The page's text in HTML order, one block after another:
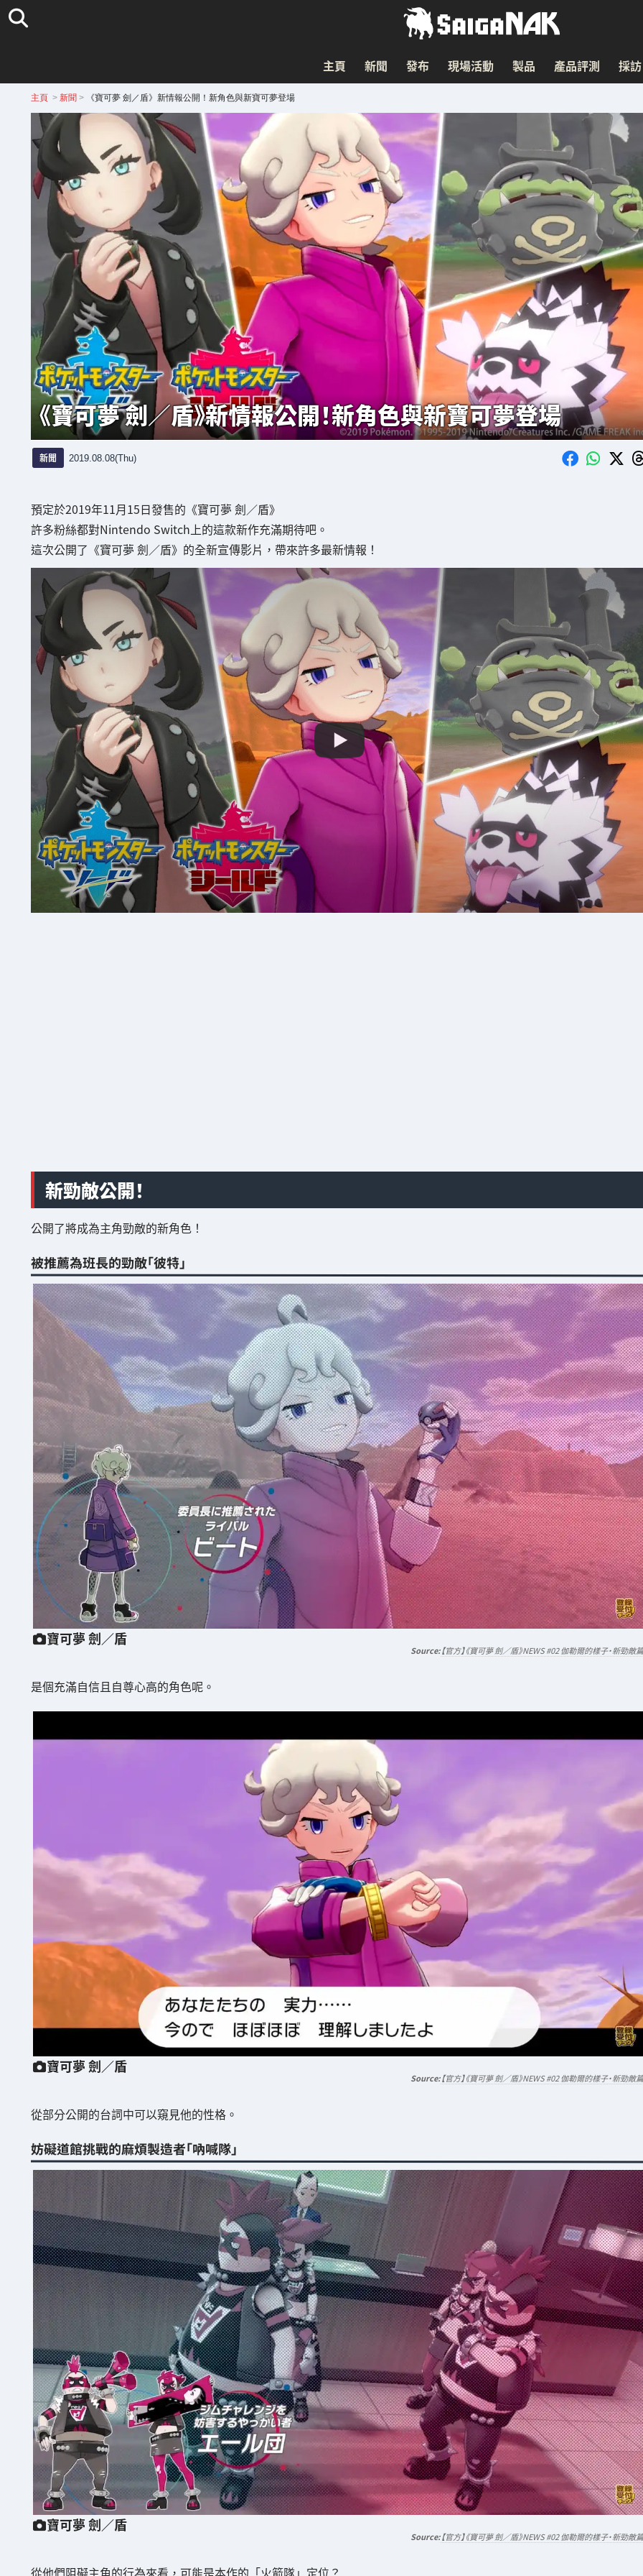
主頁 新聞 發布 現場活動 製品 產品評測 採訪
主頁 > 新聞 > 《寶可夢 劍／盾》新情報公開！新角色與新寶可夢登場
《寶可夢 劍／盾》新情報公開！新角色與新寶可夢登場
新聞 2019.08.08(Thu)
預定於2019年11月15日發售的《寶可夢 劍／盾》
許多粉絲都對Nintendo Switch上的這款新作充滿期待吧。
這次公開了《寶可夢 劍／盾》的全新宣傳影片，帶來許多最新情報！
新勁敵公開！
公開了將成為主角勁敵的新角色！
被推薦為班長的勁敵「彼特」
寶可夢 劍／盾
【官方】《寶可夢 劍／盾》NEWS #02 伽勒爾的樣子・新勁敵篇
是個充滿自信且自尊心高的角色呢。
寶可夢 劍／盾
【官方】《寶可夢 劍／盾》NEWS #02 伽勒爾的樣子・新勁敵篇
從部分公開的台詞中可以窺見他的性格。
妨礙道館挑戰的麻煩製造者「吶喊隊」
寶可夢 劍／盾
【官方】《寶可夢 劍／盾》NEWS #02 伽勒爾的樣子・新勁敵篇
從他們阻礙主角的行為來看，可能是本作的「火箭隊」定位？